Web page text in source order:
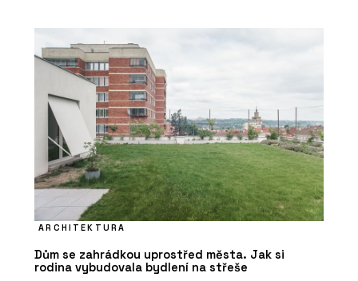
ARCHITEKTURA
Dům se zahrádkou uprostřed města. Jak si
rodina vybudovala bydlení na střeše